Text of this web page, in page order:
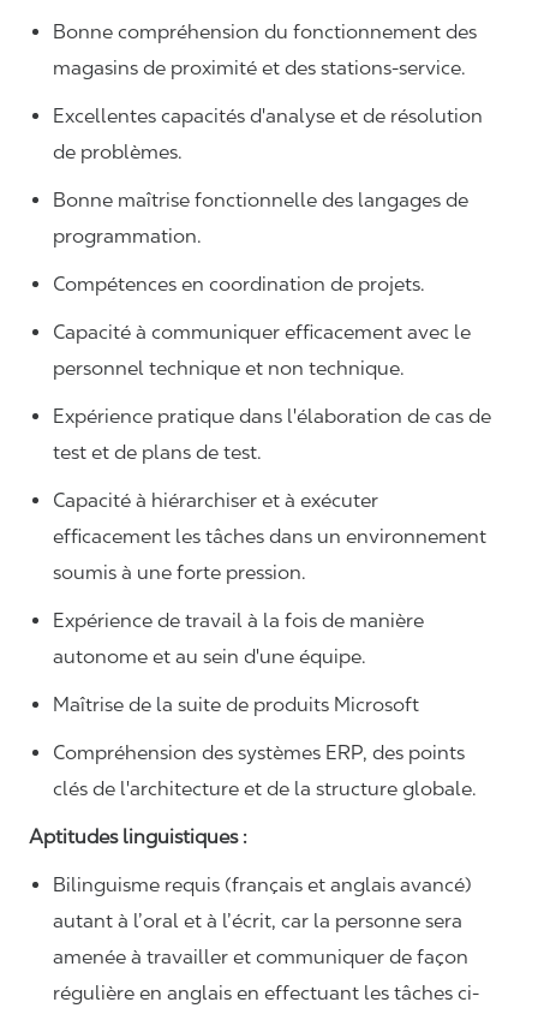
Bonne compréhension du fonctionnement des
magasins de proximité et des stations-service.
Excellentes capacités d'analyse et de résolution
de problèmes.
Bonne maîtrise fonctionnelle des langages de
programmation.
Compétences en coordination de projets.
Capacité à communiquer efficacement avec le
personnel technique et non technique.
Expérience pratique dans l'élaboration de cas de
test et de plans de test.
Capacité à hiérarchiser et à exécuter
efficacement les tâches dans un environnement
soumis à une forte pression.
Expérience de travail à la fois de manière
autonome et au sein d'une équipe.
Maîtrise de la suite de produits Microsoft
Compréhension des systèmes ERP, des points
clés de l'architecture et de la structure globale.
Aptitudes linguistiques :
Bilinguisme requis (français et anglais avancé)
autant à l’oral et à l’écrit, car la personne sera
amenée à travailler et communiquer de façon
régulière en anglais en effectuant les tâches ci-